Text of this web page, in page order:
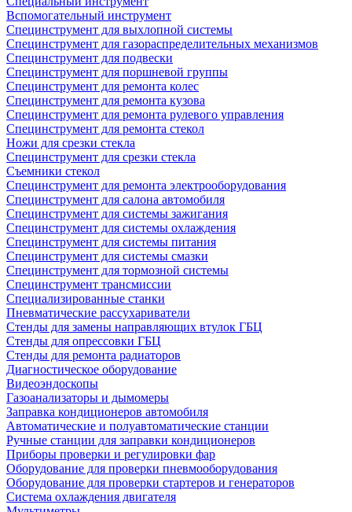
Вспомогательный инструмент
Специнструмент для выхлопной системы
Специнструмент для газораспределительных механизмов
Специнструмент для подвески
Специнструмент для поршневой группы
Специнструмент для ремонта колес
Специнструмент для ремонта кузова
Специнструмент для ремонта рулевого управления
Специнструмент для ремонта стекол
Ножи для срезки стекла
Специнструмент для срезки стекла
Съемники стекол
Специнструмент для ремонта электрооборудования
Специнструмент для салона автомобиля
Специнструмент для системы зажигания
Специнструмент для системы охлаждения
Специнструмент для системы питания
Специнструмент для системы смазки
Специнструмент для тормозной системы
Специнструмент трансмиссии
Специализированные станки
Пневматические рассухариватели
Стенды для замены направляющих втулок ГБЦ
Стенды для опрессовки ГБЦ
Стенды для ремонта радиаторов
Диагностическое оборудование
Видеоэндоскопы
Газоанализаторы и дымомеры
Заправка кондиционеров автомобиля
Автоматические и полуавтоматические станции
Ручные станции для заправки кондиционеров
Приборы проверки и регулировки фар
Оборудование для проверки пневмооборудования
Оборудование для проверки стартеров и генераторов
Система охлаждения двигателя